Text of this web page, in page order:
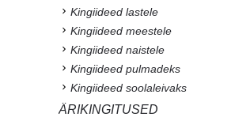
Kingiideed lastele
Kingiideed meestele
Kingiideed naistele
Kingiideed pulmadeks
Kingiideed soolaleivaks
ÄRIKINGITUSED